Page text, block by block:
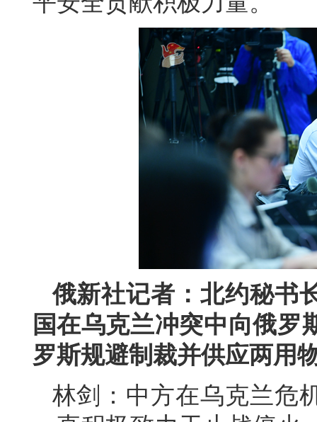
俄新社记者：北约秘书
国在乌克兰冲突中向俄罗
罗斯规避制裁并供应两用
林剑：中方在乌克兰危